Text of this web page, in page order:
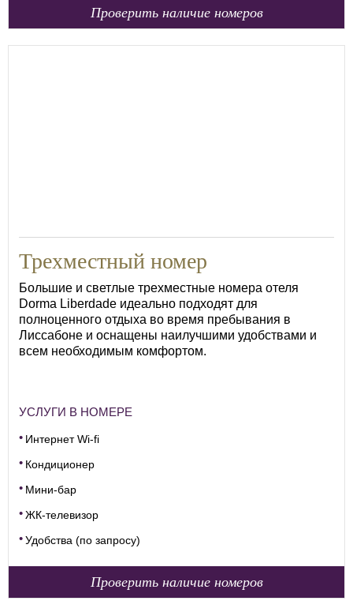
Проверить наличие номеров
Трехместный номер
Большие и светлые трехместные номера отеля
Dorma Liberdade идеально подходят для
полноценного отдыха во время пребывания в
Лиссабоне и оснащены наилучшими удобствами и
всем необходимым комфортом.
УСЛУГИ В НОМЕРЕ
Интернет Wi-fi
Кондиционер
Мини-бар
ЖК-телевизор
Удобства (по запросу)
Проверить наличие номеров